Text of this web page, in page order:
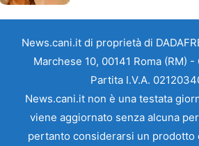
News.cani.it di proprietà di
Marchese 10, 00141 Roma (RM)
Partita I.V.A.
News.cani.it non è una testata
viene aggiornato senza alcuna
pertanto considerarsi un prodotto